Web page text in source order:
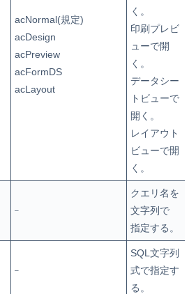
acNormal(規定)
acDesign
acPreview
acFormDS
acLayout
く。
印刷プレビ
ューで開
く。
データシー
トビューで
開く。
レイアウト
ビューで開
く。
–
クエリ名を
文字列で
指定する。
–
SQL文字列
式で指定す
る。